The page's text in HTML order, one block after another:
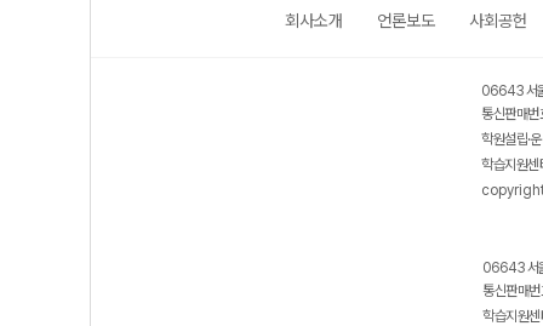
회사소개 언론보도 사회공헌
06643 서
통신판매
학원설립·
학습지원
06643 서
통신판매
학습지원